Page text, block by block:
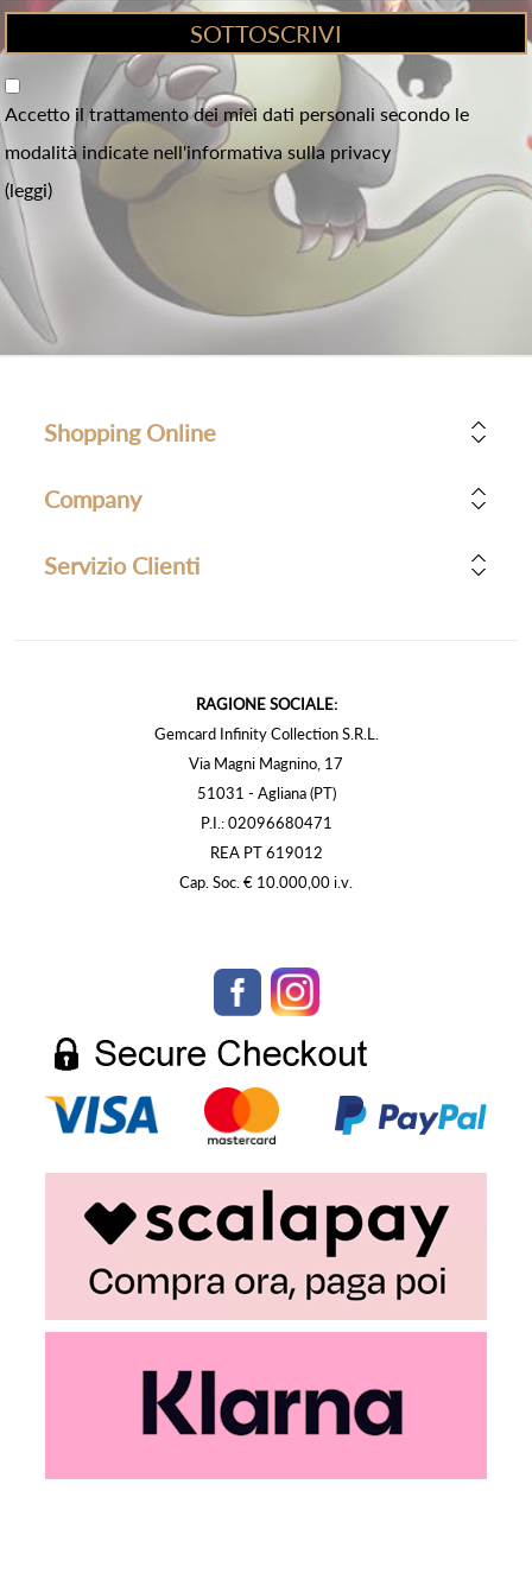
Accetto il trattamento dei miei dati personali secondo le
modalità indicate nell'informativa sulla privacy
(leggi)
Shopping Online
Company
Servizio Clienti
RAGIONE SOCIALE:
Gemcard Infinity Collection S.R.L.
Via Magni Magnino, 17
51031 - Agliana (PT)
P.I.: 02096680471
REA PT 619012
Cap. Soc. € 10.000,00 i.v.